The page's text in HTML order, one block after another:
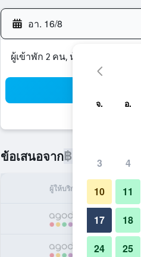
อา. 16/8
ผู้เข้าพัก 2 คน, ห้องพัก 1 ห้อง
ข้อเสนอจาก฿1,992
ผู้ให้บริการ
จ. อ.
3 4
10 11
17 18
24 25